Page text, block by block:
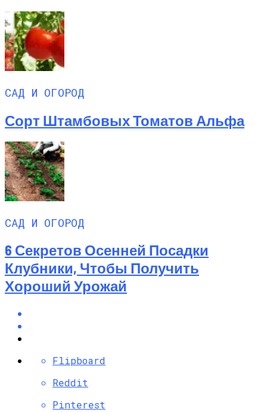
САД И ОГОРОД
Сорт Штамбовых Томатов Альфа
САД И ОГОРОД
6 Секретов Осенней Посадки
Клубники, Чтобы Получить
Хороший Урожай
Flipboard
Reddit
Pinterest